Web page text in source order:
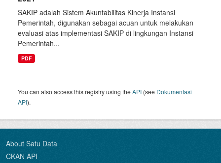
SAKIP adalah Sistem Akuntabilitas Kinerja Instansi
Pemerintah, digunakan sebagai acuan untuk melakukan
evaluasi atas implementasi SAKIP di lingkungan Instansi
Pemerintah...
PDF
You can also access this registry using theAPI (see Dokumentasi
API).
About Satu Data
CKAN API